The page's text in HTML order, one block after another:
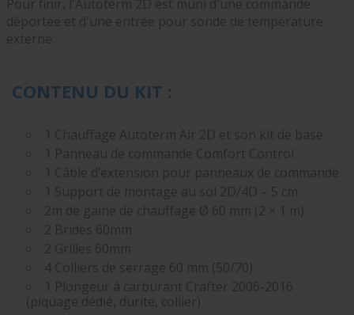
Pour finir, l'Autoterm 2D est muni d'une commande
déportée et d'une entrée pour sonde de température
externe.
CONTENU DU KIT :
1 Chauffage Autoterm Air 2D et son kit de base
1 Panneau de commande Comfort Control
1 Câble d’extension pour panneaux de commande
1 Support de montage au sol 2D/4D – 5 cm
2m de gaine de chauffage Ø 60 mm (2 × 1 m)
2 Brides 60mm
2 Grilles 60mm
4 Colliers de serrage 60 mm (50/70)
1 Plongeur à carburant Crafter 2006-2016
(piquage dédié, durite, collier)